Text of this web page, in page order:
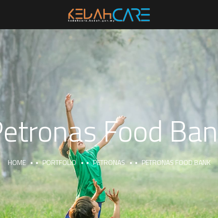
Food
HOME PORTFOLIO PETRONAS PETRONAS FOOD BANK